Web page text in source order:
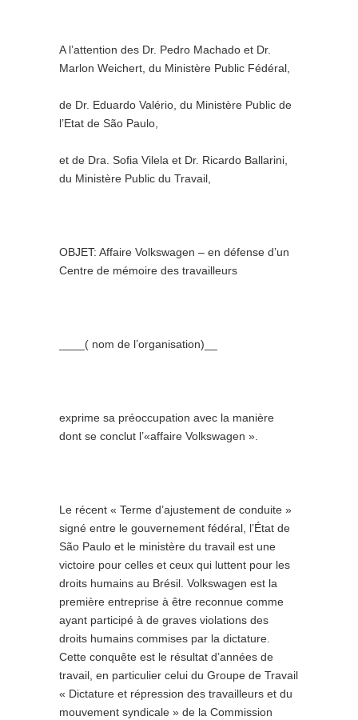
A l’attention des Dr. Pedro Machado et Dr.
Marlon Weichert, du Ministère Public Fédéral,
de Dr. Eduardo Valério, du Ministère Public de
l’Etat de São Paulo,
et de Dra. Sofia Vilela et Dr. Ricardo Ballarini,
du Ministère Public du Travail,
OBJET: Affaire Volkswagen – en défense d’un
Centre de mémoire des travailleurs
____( nom de l’organisation)__
exprime sa préoccupation avec la manière
dont se conclut l’«affaire Volkswagen ».
Le récent « Terme d’ajustement de conduite »
signé entre le gouvernement fédéral, l’État de
São Paulo et le ministère du travail est une
victoire pour celles et ceux qui luttent pour les
droits humains au Brésil. Volkswagen est la
première entreprise à être reconnue comme
ayant participé à de graves violations des
droits humains commises par la dictature.
Cette conquête est le résultat d’années de
travail, en particulier celui du Groupe de Travail
« Dictature et répression des travailleurs et du
mouvement syndicale » de la Commission